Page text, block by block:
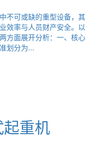
不可或缺的重型设备，其
效率与人员财产安全。以
方面展开分析：一、核心
划分为...
重机